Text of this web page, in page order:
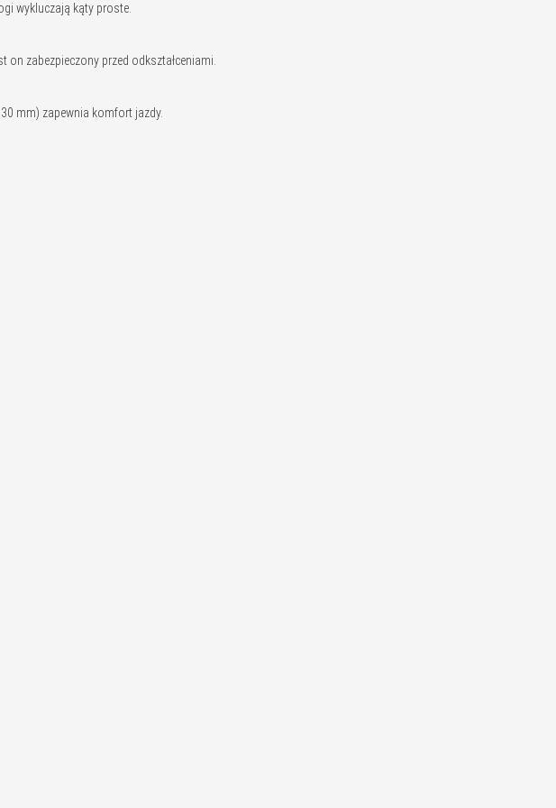
wykluczają kąty proste.
zabezpieczony przed odkształceniami.
mm) zapewnia komfort jazdy.